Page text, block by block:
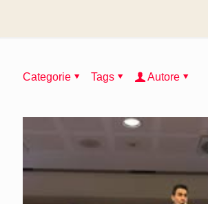
Categorie Tags Autore